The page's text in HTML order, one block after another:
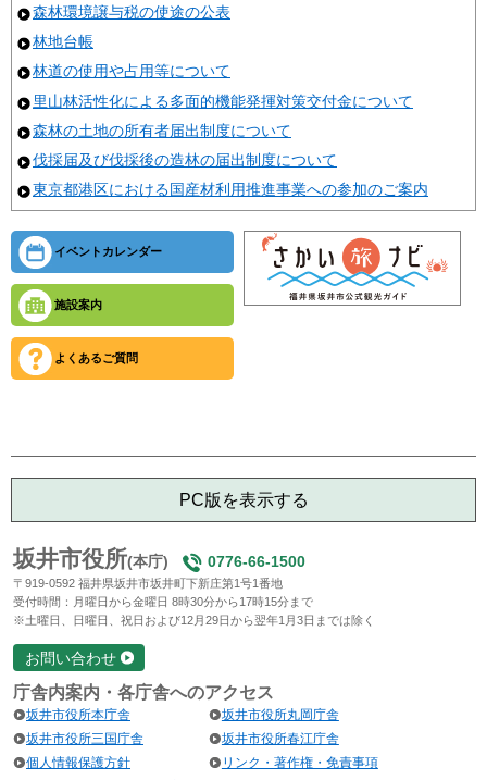
森林環境譲与税の使途の公表
林地台帳
林道の使用や占用等について
里山林活性化による多面的機能発揮対策交付金について
森林の土地の所有者届出制度について
伐採届及び伐採後の造林の届出制度について
東京都港区における国産材利用推進事業への参加のご案内
イベントカレンダー
施設案内
よくあるご質問
PC版を表示する
坂井市役所(本庁) 0776-66-1500
〒919-0592 福井県坂井市坂井町下新庄第1号1番地
受付時間：月曜日から金曜日 8時30分から17時15分まで
※土曜日、日曜日、祝日および12月29日から翌年1月3日までは除く
お問い合わせ
庁舎内案内・各庁舎へのアクセス
坂井市役所本庁舎
坂井市役所丸岡庁舎
坂井市役所三国庁舎
坂井市役所春江庁舎
個人情報保護方針
リンク・著作権・免責事項